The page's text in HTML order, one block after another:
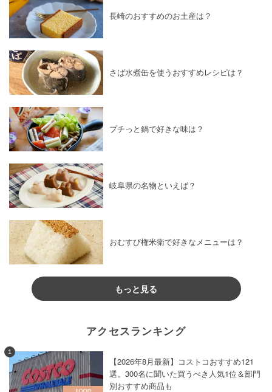
長崎のおすすめのお土産は？
さば水煮缶を使うおすすめレシピは？
プチっと鍋で好きな味は？
岐阜県の名物といえば？
おむすび権米衛で好きなメニューは？
もっと見る
アクセスランキング
1
【2026年8月最新】コストコおすすめ121
選。300名に聞いた買うべき人気1位＆部門
別おすすめ商品も